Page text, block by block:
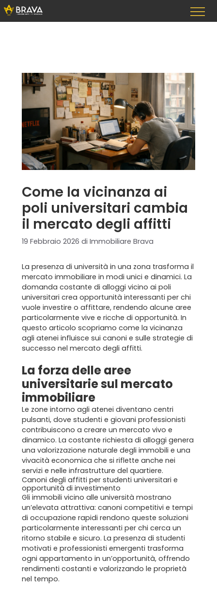
Vai
al
contenuto
Come la vicinanza ai
poli universitari cambia
il mercato degli affitti
19 Febbraio 2026 di Immobiliare Brava
La presenza di università in una zona trasforma il
mercato immobiliare in modi unici e dinamici. La
domanda costante di alloggi vicino ai poli
universitari crea opportunità interessanti per chi
vuole investire o affittare, rendendo alcune aree
particolarmente vive e ricche di opportunità. In
questo articolo scopriamo come la vicinanza
agli atenei influisce sui canoni e sulle strategie di
successo nel mercato degli affitti.
La forza delle aree
universitarie sul mercato
immobiliare
Le zone intorno agli atenei diventano centri
pulsanti, dove studenti e giovani professionisti
contribuiscono a creare un mercato vivo e
dinamico. La costante richiesta di alloggi genera
una valorizzazione naturale degli immobili e una
vivacità economica che si riflette anche nei
servizi e nelle infrastrutture del quartiere.
Canoni degli affitti per studenti universitari e
opportunità di investimento
Gli immobili vicino alle università mostrano
un’elevata attrattiva: canoni competitivi e tempi
di occupazione rapidi rendono queste soluzioni
particolarmente interessanti per chi cerca un
ritorno stabile e sicuro. La presenza di studenti
motivati e professionisti emergenti trasforma
ogni appartamento in un’opportunità, offrendo
rendimenti costanti e valorizzando le proprietà
nel tempo.